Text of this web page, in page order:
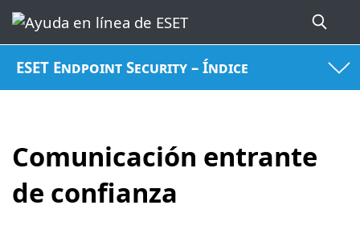
ESET Endpoint Security – Índice
Comunicación entrante
de confianza